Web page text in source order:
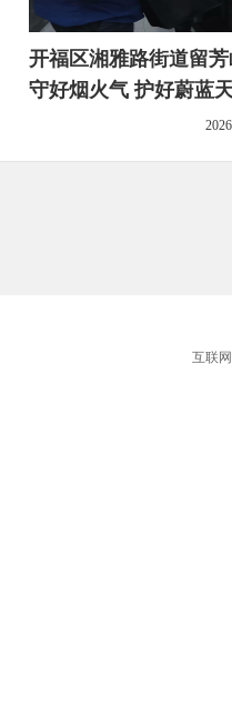
开福区湘雅路街道留芳
守好烟火气 护好蔚蓝
互联